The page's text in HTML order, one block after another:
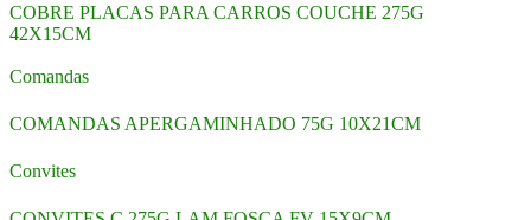
COBRE PLACAS PARA CARROS COUCHE 275G
42X15CM
Comandas
COMANDAS APERGAMINHADO 75G 10X21CM
Convites